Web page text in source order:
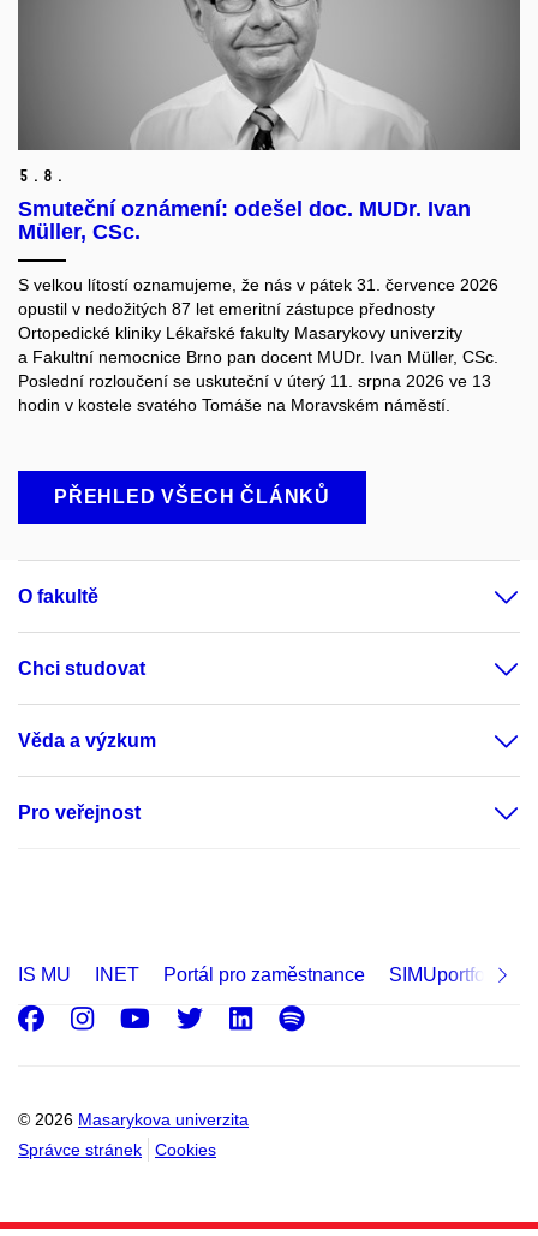
5. 8.
Smuteční oznámení: odešel doc. MUDr. Ivan
Müller, CSc.
S velkou lítostí oznamujeme, že nás v pátek 31. července 2026
opustil v nedožitých 87 let emeritní zástupce přednosty
Ortopedické kliniky Lékařské fakulty Masarykovy univerzity
a Fakultní nemocnice Brno pan docent MUDr. Ivan Müller, CSc.
Poslední rozloučení se uskuteční v úterý 11. srpna 2026 ve 13
hodin v kostele svatého Tomáše na Moravském náměstí.
PŘEHLED VŠECH ČLÁNKŮ
O fakultě
Chci studovat
Věda a výzkum
Pro veřejnost
IS MU INET Portál pro zaměstnance SIMUportfolio
© 2026 Masarykova univerzita
Správce stránek
Cookies
Facebook
Instagram
Youtube
Twitter
LinkedIn
Spotify